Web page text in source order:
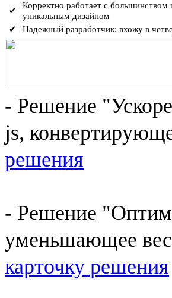
✔
Корректно работает с
уникальным дизайном
✔
Надежный разработчик: вхожу в
- Решение
js,
решения
- Решение
уменьшающее
карточку решения